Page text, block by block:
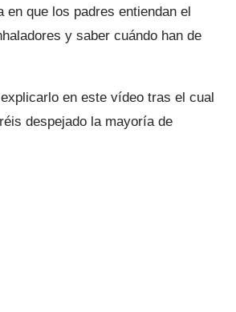
en que los padres entiendan el
y saber cuándo han de
en este vídeo tras el cual
despejado la mayoría de